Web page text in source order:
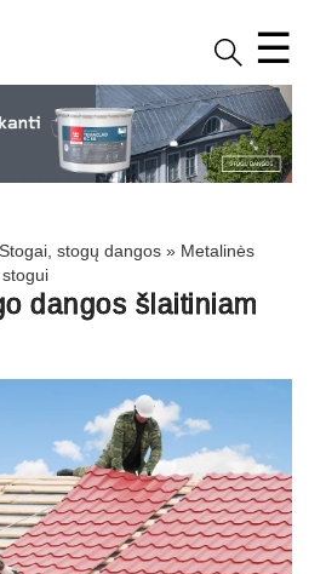
☰
Stogai, stogų dangos » Metalinės
dangos šlaitiniam